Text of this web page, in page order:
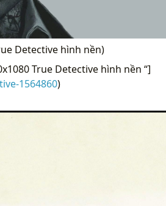
Detective hình nền)
True Detective hình nền “]
1564860)